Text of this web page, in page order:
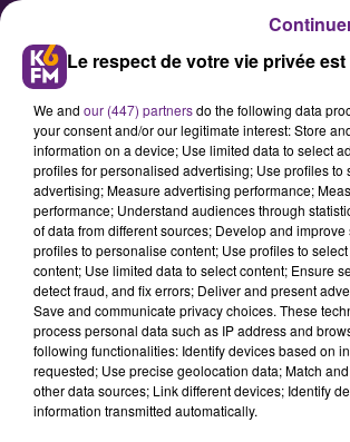
Ca va sentir la truffe
aux halles de Dijon...
Le marché de la truffe
organisé par
truffe Côte-d’Orienne »,
partenariat avec la ville
Le respect de votre vie privée
We and our (447) partnersdo the following data
your consent and/or our legitimate interest: Store
information on a device; Use limited data to select
profiles for personalised advertising; Use profiles to
advertising; Measure advertising performance;
performance; Understand audiences through
of data from different sources; Develop and
profiles to personalise content; Use profiles to
content; Use limited data to select content; Ensure
detect fraud, and fix errors; Deliver and present
Save and communicate privacy choices. These
process personal data such as IP address and
following functionalities: Identify devices based on
requested; Use precise geolocation data; Match
other data sources; Link different devices; Identify
information transmitted automatically.